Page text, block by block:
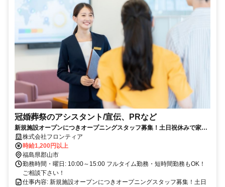
冠婚葬祭のアシスタント/宣伝、PRなど
新規施設オープンにつきオープニングスタッフ募集！土日祝休みで家庭
を大切に出来る会社です！平日のみ2、3日～OKで短時間も可！時間の
有効活用にも☆（残業なし、休み希望100％通ります！） 未経験も安心
の業務、職場環境！ 扶養内勤務も応相談☆主婦さん多数活躍中！ 一時的
な転職もOK！皆さんの生活を応援します！
株式会社フロンティア
時給1,200円以上
福島県郡山市
勤務時間・曜日: 10:00～15:00 フルタイム勤務・短時間勤務もOK！
ご相談下さい！
仕事内容: 新規施設オープンにつきオープニングスタッフ募集！土日